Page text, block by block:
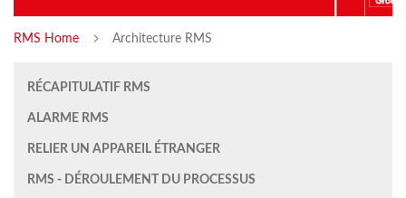
RMS Home Architecture RMS
RÉCAPITULATIF RMS
ALARME RMS
RELIER UN APPAREIL ÉTRANGER
RMS - DÉROULEMENT DU PROCESSUS